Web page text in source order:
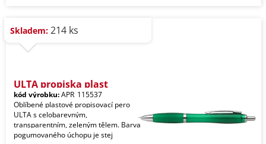
Skladem: 214 ks
ULTA propiska plast
kód výrobku:APR_115537
Oblíbené plastové propisovací pero
ULTA s celobarevným,
transparentním, zeleným tělem. Barva
pogumovaného úchopu je stej